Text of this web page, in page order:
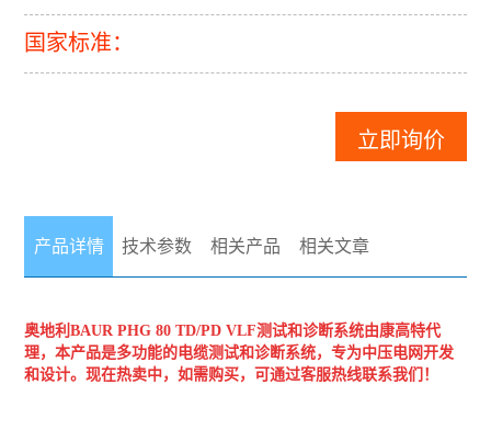
国家标准：
立即询价
产品详情 技术参数 相关产品 相关文章
奥地利BAUR PHG 80 TD/PD VLF测试和诊断系统由康高特代
理，本产品是多功能的电缆测试和诊断系统，专为中压电网开发
和设计。现在热卖中，如需购买，可通过客服热线联系我们！